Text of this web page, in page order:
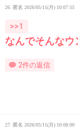
26. 匿名 2026/05/11(月) 10:07:55
>>1
なんでそんなウ
2件の返信
27. 匿名 2026/05/11(月) 10:08:00